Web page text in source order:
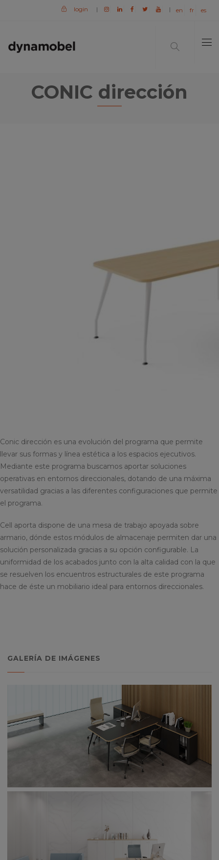
login | | en fr es
CONIC dirección
Conic dirección es una evolución del programa que permite
llevar sus formas y línea estética a los espacios ejecutivos.
Mediante este programa buscamos aportar soluciones
operativas en entornos direccionales, dotando de una máxima
versatilidad gracias a las diferentes configuraciones que permite
el programa.
Cell aporta dispone de una mesa de trabajo apoyada sobre
armario, dónde estos módulos de almacenaje permiten dar una
solución personalizada gracias a su opción configurable. La
uniformidad de los acabados junto con la alta calidad con la que
se resuelven los encuentros estructurales de este programa
hace de éste un mobiliario ideal para entornos direccionales.
GALERÍA DE IMÁGENES